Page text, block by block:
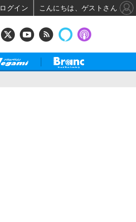
ログイン こんにちは、ゲストさん